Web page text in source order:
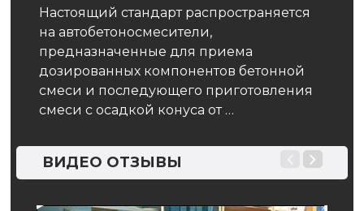
Настоящий стандарт распространяется
на автобетоносмесители,
предназначенные для приема
дозированных компонентов бетонной
смеси и последующего приготовления
смеси с осадкой конуса от …
ВИДЕО ОТЗЫВЫ